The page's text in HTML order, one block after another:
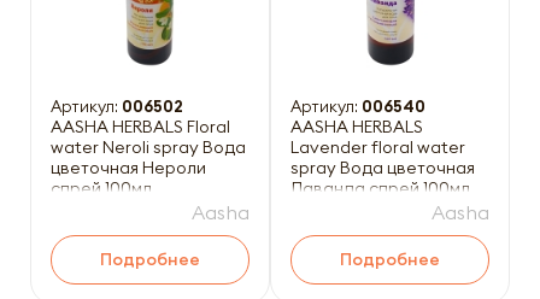
Артикул: 006502
AASHA HERBALS Floral
water Neroli spray Вода
цветочная Нероли
спрей 100мл
Aasha
Подробнее
Артикул: 006540
AASHA HERBALS
Lavender floral water
spray Вода цветочная
Лаванда спрей 100мл
Aasha
Подробнее